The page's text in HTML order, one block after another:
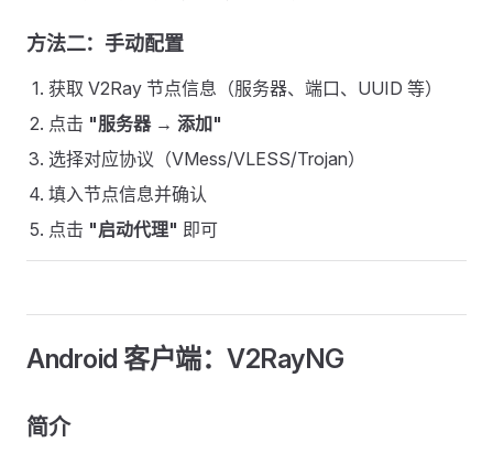
方法二：手动配置
获取 V2Ray 节点信息（服务器、端口、UUID 等）
点击 "服务器 → 添加"
选择对应协议（VMess/VLESS/Trojan）
填入节点信息并确认
点击 "启动代理" 即可
Android 客户端：V2RayNG
简介